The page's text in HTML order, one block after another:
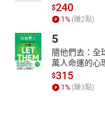
$240
1 % (賺2點)
5
隨他們去：全
萬人命運的心
書】
$315
1 % (賺3點)